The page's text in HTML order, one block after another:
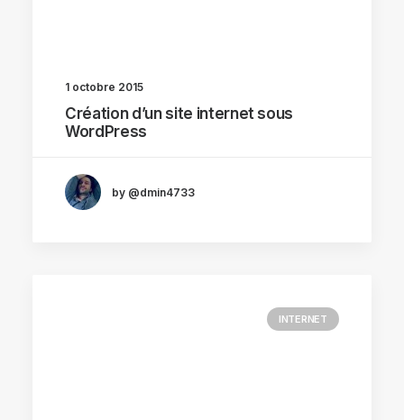
1 octobre 2015
Création d’un site internet sous
WordPress
by @dmin4733
INTERNET